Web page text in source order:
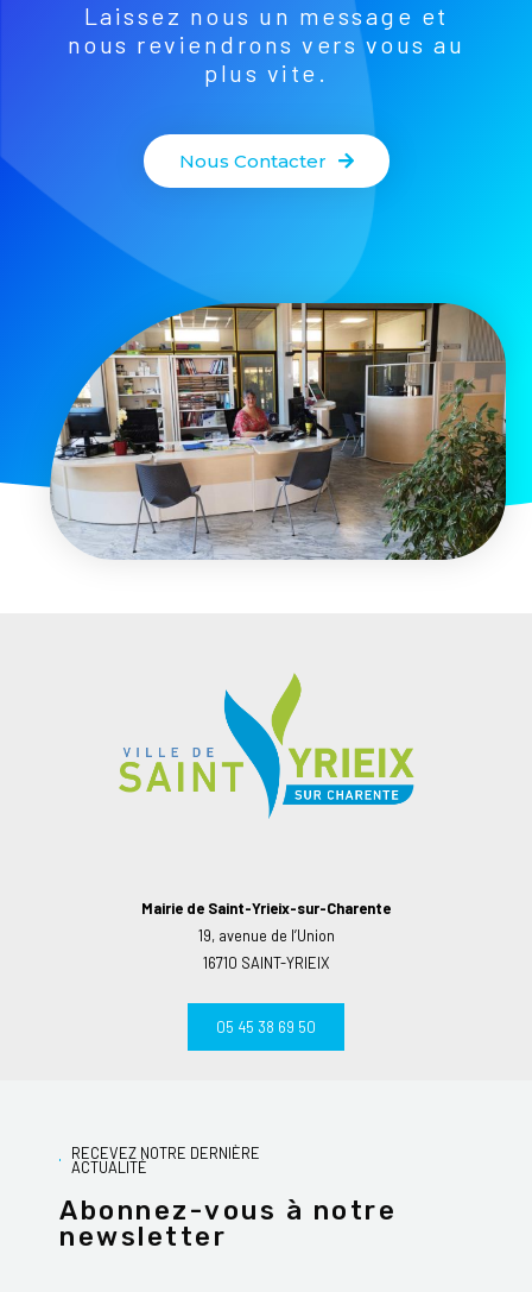
Laissez nous un message et
nous reviendrons vers vous au
plus vite.
Nous Contacter
Mairie de Saint-Yrieix-sur-Charente
19, avenue de l’Union
16710 SAINT-YRIEIX
05 45 38 69 50
RECEVEZ NOTRE DERNIÈRE
ACTUALITÉ
Abonnez-vous à notre
newsletter